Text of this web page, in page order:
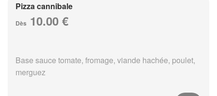
Pizza cannibale
Dès 10.00 €
Base sauce tomate, fromage, viande hachée, poulet,
merguez